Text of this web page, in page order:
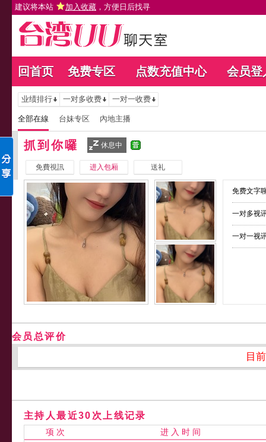
建议将本站 加入收藏 ，方便日后找寻
回首页 免费专区 点数充值中心 会员登
业绩排行 一对多收费 一对一收费
全部在線 台妹专区 內地主播
抓到你囉 休息中
免費視訊 进入包厢 送礼
免费文字
一对多视
一对一视
会员总评价
目
主持人最近30次上线记录
项 次 进 入 时 间